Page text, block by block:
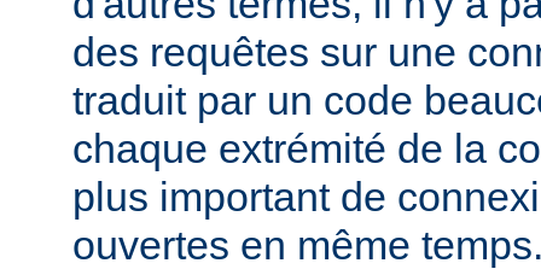
des requêtes sur une
traduit par un code
chaque extrémité de la
plus important de
ouvertes en même